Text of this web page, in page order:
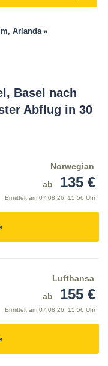
Arlanda
Basel nach
Abflug in 30
Norwegian
ab
135 €
Ermittelt am 07.08.26, 15:56 Uhr
Lufthansa
ab
155 €
Ermittelt am 07.08.26, 15:56 Uhr